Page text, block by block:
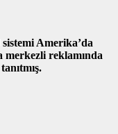
Amerika’da
merkezli reklamında